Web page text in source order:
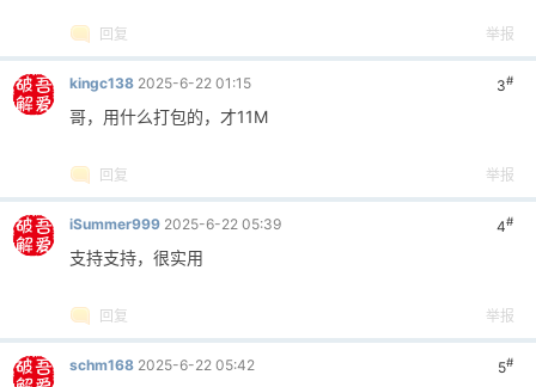
回复 举报
3#
kingc138 2025-6-22 01:15
哥，用什么打包的，才11M
回复 举报
4#
iSummer999 2025-6-22 05:39
支持支持，很实用
回复 举报
5#
schm168 2025-6-22 05:42